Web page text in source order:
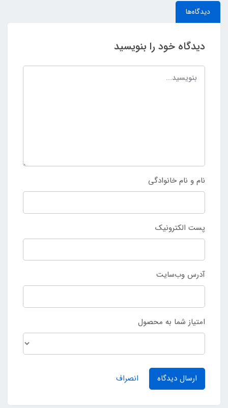
دیدگاه‌ها
دیدگاه خود را بنویسید
نام و نام خانوادگی
پست الکترونیک
آدرس وب‌سایت
امتیاز شما به محصول
ارسال دیدگاه انصراف